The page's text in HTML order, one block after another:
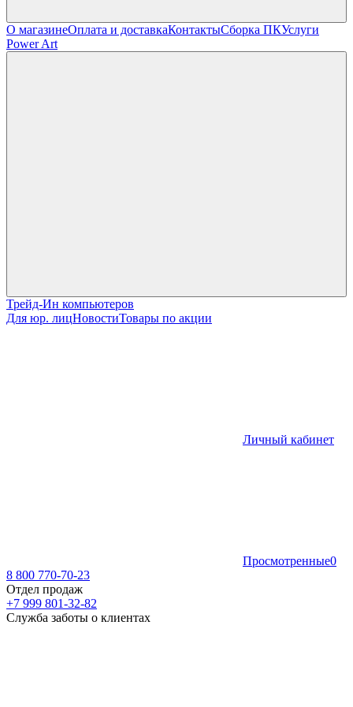
О магазинеОплата и доставкаКонтактыСборка ПКУслуги
Power Art
Трейд-Ин компьютеров
Для юр. лицНовостиТовары по акции
Личный кабинет
Просмотренные0
8 800 770-70-23
Отдел продаж
+7 999 801-32-82
Служба заботы о клиентах